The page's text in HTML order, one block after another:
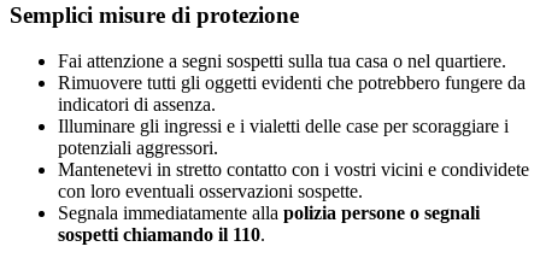
Semplici misure di protezione
Fai attenzione a segni sospetti sulla tua casa o nel quartiere.
Rimuovere tutti gli oggetti evidenti che potrebbero fungere da
indicatori di assenza.
Illuminare gli ingressi e i vialetti delle case per scoraggiare i
potenziali aggressori.
Mantenetevi in ​​stretto contatto con i vostri vicini e condividete
con loro eventuali osservazioni sospette.
Segnala immediatamente alla polizia persone o segnali
sospetti chiamando il 110.